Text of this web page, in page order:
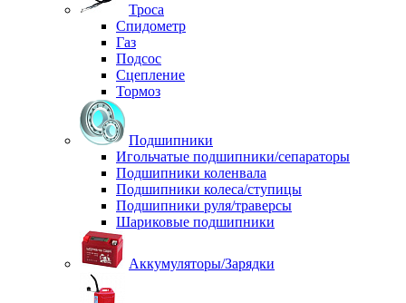
Троса
Спидометр
Газ
Подсос
Сцепление
Тормоз
Подшипники
Игольчатые подшипники/сепараторы
Подшипники коленвала
Подшипники колеса/ступицы
Подшипники руля/траверсы
Шариковые подшипники
Аккумуляторы/Зарядки